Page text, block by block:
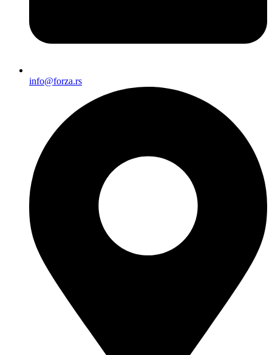
info@forza.rs